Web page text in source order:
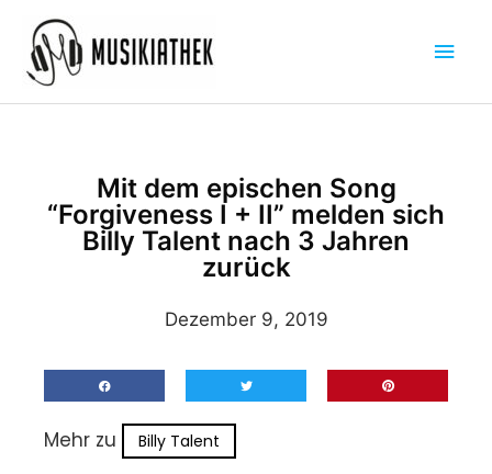
Inhalt
springen
Mit dem epischen Song
“Forgiveness I + II” melden sich
Billy Talent nach 3 Jahren
zurück
Dezember 9, 2019
Mehr zu Billy Talent